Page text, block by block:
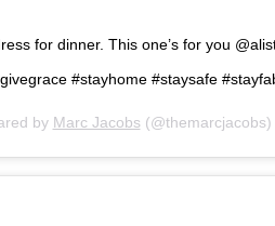
for dinner. This one’s for you
#stayhome #staysafe
by Marc Jacobs (@themarcjacobs)